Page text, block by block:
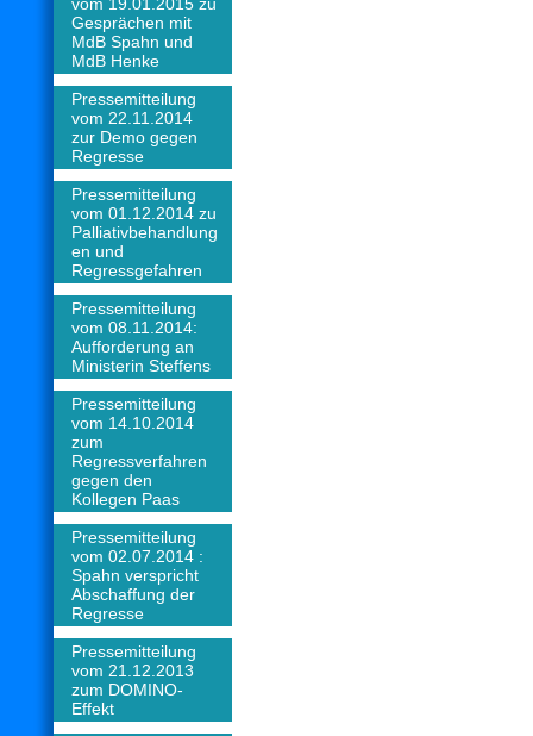
Gesprächen mit
MdB Spahn und
MdB Henke
Pressemitteilung
vom 22.11.2014
zur Demo gegen
Regresse
Pressemitteilung
vom 01.12.2014 zu
Palliativbehandlung
en und
Regressgefahren
Pressemitteilung
vom 08.11.2014:
Aufforderung an
Ministerin Steffens
Pressemitteilung
vom 14.10.2014
zum
Regressverfahren
gegen den
Kollegen Paas
Pressemitteilung
vom 02.07.2014 :
Spahn verspricht
Abschaffung der
Regresse
Pressemitteilung
vom 21.12.2013
zum DOMINO-
Effekt